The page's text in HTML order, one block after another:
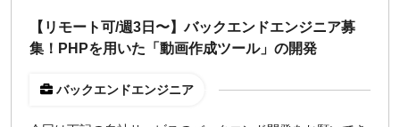
【リモート可/週3日〜】バックエンドエンジニア募
集！PHPを用いた「動画作成ツール」の開発
バックエンドエンジニア